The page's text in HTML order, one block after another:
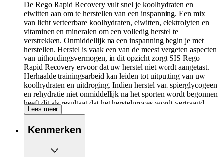
De Rego Rapid Recovery vult snel je koolhydraten en
eiwitten aan om te herstellen van een inspanning. Een mix
van licht verteerbare koolhydraten, eiwitten, elektrolyten en
vitaminen en mineralen om een volledig herstel te
verstrekken. Onmiddellijk na een inspanning begin je met
herstellen. Herstel is vaak een van de meest vergeten aspecten
van uithoudingsvermogen, in dit opzicht zorgt SIS Rego
Rapid Recovery ervoor dat uw herstel niet wordt aangetast.
Herhaalde trainingsarbeid kan leiden tot uitputting van uw
koolhydraten en uitdroging. Indien herstel van spierglycogeen
en rehydratie niet onmiddellijk na het sporten wordt begonnen
heeft dit als resultaat dat het herstelproces wordt vertraagd.
Prestaties tijdens een volgende training kunnen dan
lichaam beter bestand tegen fysieke belasting, waardoor u de
te bereiden op elke inspanning.
Lees meer
Kenmerken